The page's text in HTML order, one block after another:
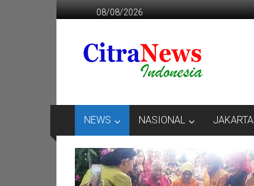
ke
08/08/2026
CITRANEWS
INDONESIA
NEWS NASIONAL JAKARTA